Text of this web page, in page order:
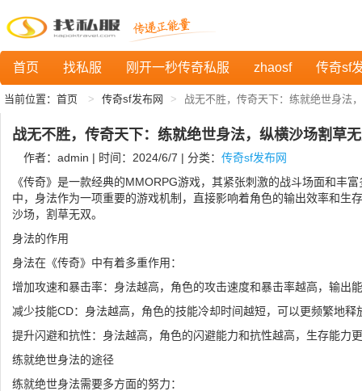
首页 找私服 刚开一秒传奇私服 zhaosf 传奇sf
当前位置： 首页 传奇sf发布网 战无不胜，传奇天下：练就绝世身法
战无不胜，传奇天下：练就绝世身法，纵横沙场割草
作者：admin | 时间：2024/6/7 | 分类： 传奇sf发布网
《传奇》是一款经典的MMORPG游戏，其紧张刺激的战斗场面和丰
中，身法作为一项重要的游戏机制，直接影响着角色的输出效率和生
沙场，割草无双。
身法的作用
身法在《传奇》中有着多重作用：
增加攻速和暴击率：身法越高，角色的攻击速度和暴击率越高，输出
减少技能CD：身法越高，角色的技能冷却时间越短，可以更频繁地释
提升闪避和抗性：身法越高，角色的闪避能力和抗性越高，生存能力
练就绝世身法的途径
练就绝世身法需要多方面的努力：